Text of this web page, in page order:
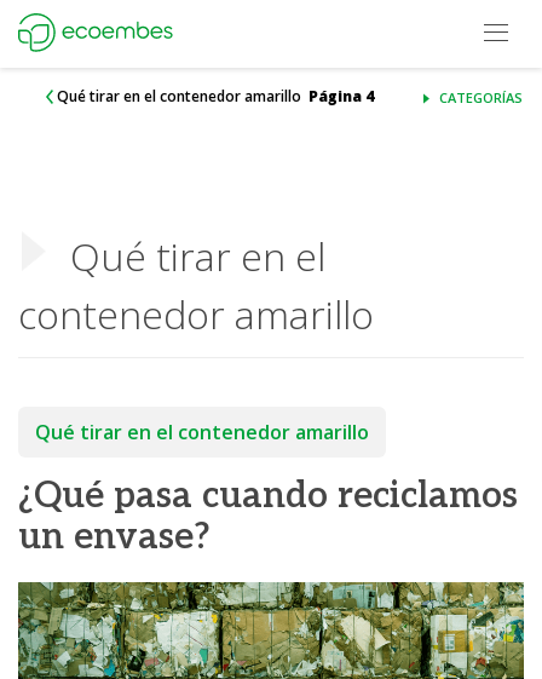
Ecoembes Reduce Reutiliza y Recicla
Open
Qué tirar en el contenedor amarillo Página 4 CATEGORÍAS
Qué tirar en el
contenedor amarillo
Qué tirar en el contenedor amarillo
¿Qué pasa cuando reciclamos
un envase?